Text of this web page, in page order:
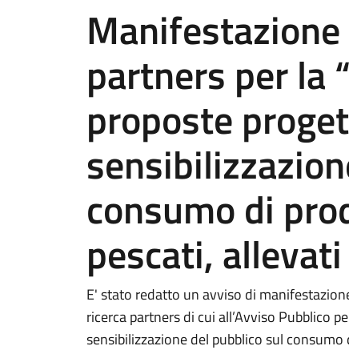
partners per la
proposte
consumo di
pescati,
E' stato redatto un avviso di
ricerca partners di cui all’Avviso Pubblico
sensibilizzazione del pubblico sul